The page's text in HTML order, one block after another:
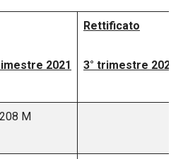
2021
Rettificato
3° trimestre 2021
M